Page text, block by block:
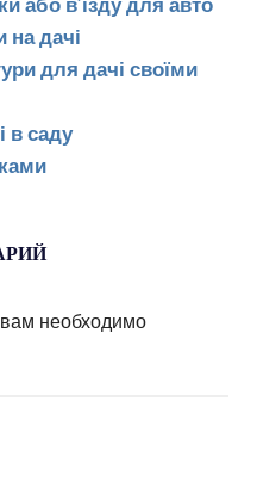
на дачі
для дачі своїми
в саду
необходимо